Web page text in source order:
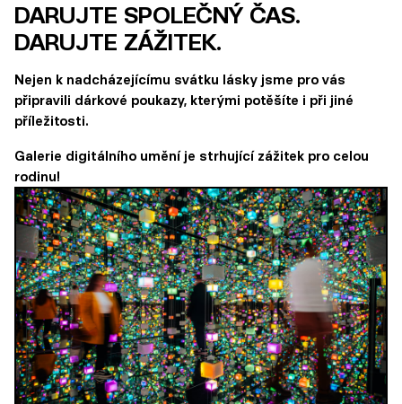
DARUJTE SPOLEČNÝ ČAS.
DARUJTE ZÁŽITEK.
Nejen k nadcházejícímu svátku lásky jsme pro vás
připravili dárkové poukazy, kterými potěšíte i při jiné
příležitosti.
Galerie digitálního umění je strhující zážitek pro celou
rodinu!